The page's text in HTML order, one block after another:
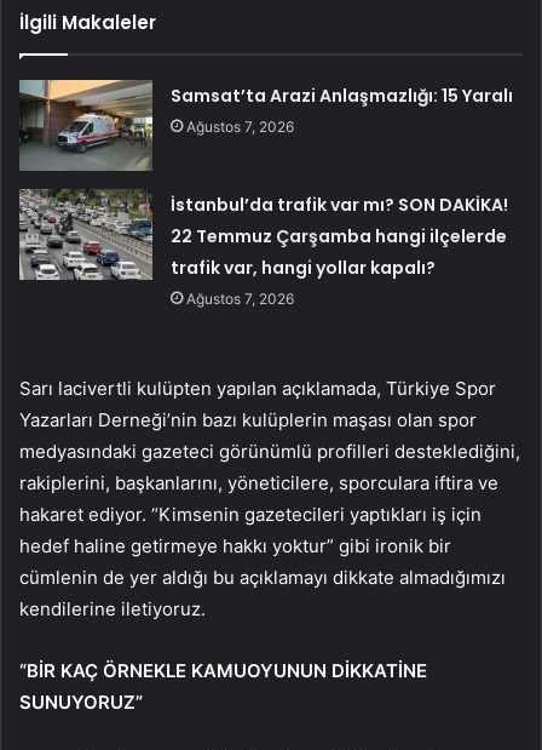
İlgili Makaleler
Samsat’ta Arazi Anlaşmazlığı: 15 Yaralı
Ağustos 7, 2026
İstanbul’da trafik var mı? SON DAKİKA!
22 Temmuz Çarşamba hangi ilçelerde
trafik var, hangi yollar kapalı?
Ağustos 7, 2026
Sarı lacivertli kulüpten yapılan açıklamada, Türkiye Spor
Yazarları Derneği’nin bazı kulüplerin maşası olan spor
medyasındaki gazeteci görünümlü profilleri desteklediğini,
rakiplerini, başkanlarını, yöneticilere, sporculara iftira ve
hakaret ediyor. “Kimsenin gazetecileri yaptıkları iş için
hedef haline getirmeye hakkı yoktur” gibi ironik bir
cümlenin de yer aldığı bu açıklamayı dikkate almadığımızı
kendilerine iletiyoruz.
“BİR KAÇ ÖRNEKLE KAMUOYUNUN DİKKATİNE
SUNUYORUZ”